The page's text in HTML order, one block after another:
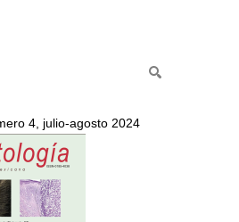
4, julio-agosto 2024